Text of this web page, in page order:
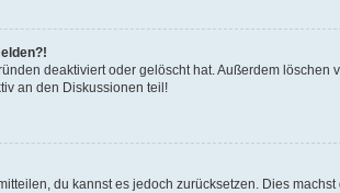
deaktiviert oder gelöscht hat. Außerdem
an den Diskussionen teil!
du kannst es jedoch zurücksetzen. Dies